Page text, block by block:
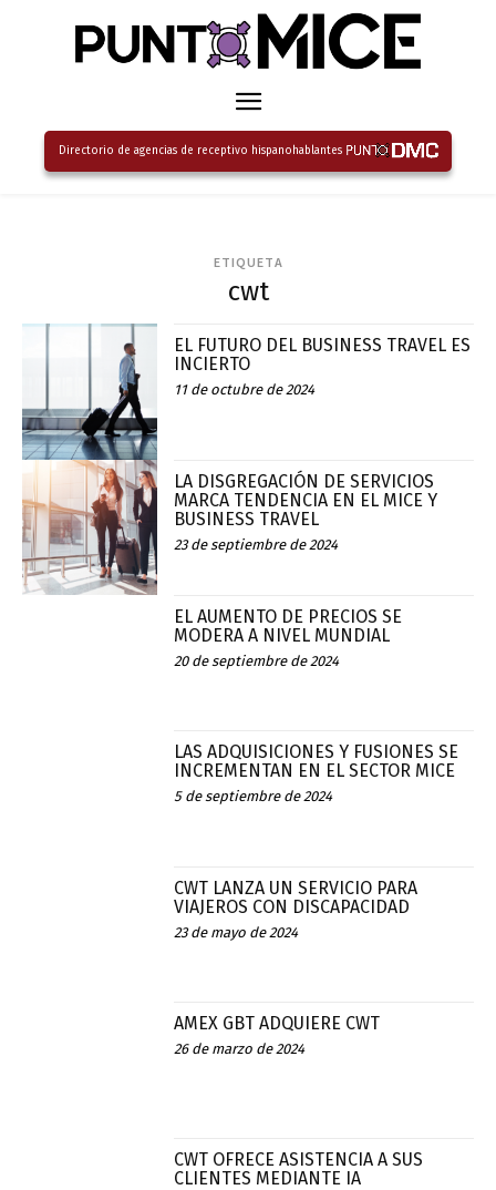
Directorio de agencias de receptivo hispanohablantes
ETIQUETA
cwt
EL FUTURO DEL BUSINESS TRAVEL ES
INCIERTO
11 de octubre de 2024
LA DISGREGACIÓN DE SERVICIOS
MARCA TENDENCIA EN EL MICE Y
BUSINESS TRAVEL
23 de septiembre de 2024
EL AUMENTO DE PRECIOS SE
MODERA A NIVEL MUNDIAL
20 de septiembre de 2024
LAS ADQUISICIONES Y FUSIONES SE
INCREMENTAN EN EL SECTOR MICE
5 de septiembre de 2024
CWT LANZA UN SERVICIO PARA
VIAJEROS CON DISCAPACIDAD
23 de mayo de 2024
AMEX GBT ADQUIERE CWT
26 de marzo de 2024
CWT OFRECE ASISTENCIA A SUS
CLIENTES MEDIANTE IA